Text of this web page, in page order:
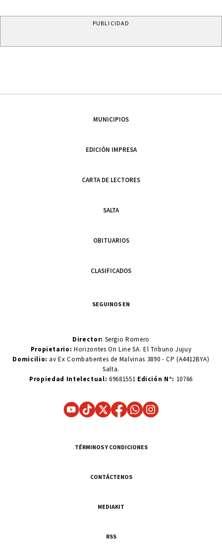
PUBLICIDAD
MUNICIPIOS
EDICIÓN IMPRESA
CARTA DE LECTORES
SALTA
OBITUARIOS
CLASIFICADOS
SEGUINOS EN
Director: Sergio Romero
Propietario:Horizontes On Line SA. El Tribuno Jujuy
Domicilio: av Ex Combatientes de Malvinas 3890 - CP (A4412BYA)
Salta.
Propiedad Intelectual: 69681551 Edición N°: 10766
TÉRMINOS Y CONDICIONES
CONTÁCTENOS
MEDIAKIT
RSS